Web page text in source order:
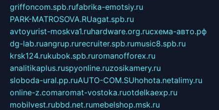
griffoncom.spb.rufabrika-emotsiy.ru
PARK-MATROSOVA.RUagat.spb.ru
avtoyurist-moskva1.ruhardware.org.ruсхема-авто.рф
dg-lab.ruangrup.rurecruiter.spb.rumusic8.spb.ru
krsk124.rukubok.spb.ruromanofforex.ru
analitikaplus.ruspyonline.ruzosikamery.ru
sloboda-ural.pp.ruAUTO-COM.SUhohota.netalimy.ru
online-z.comaromat-vostoka.ruotdelkaexp.ru
mobilvest.rubbd.net.rumebelshop.msk.ru